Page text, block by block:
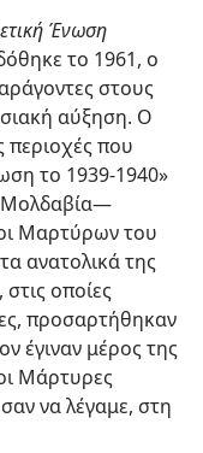
Ένωση
το 1961, ο
στους
αύξηση. Ο
περιοχές που
το 1939-1940»​
Μολδαβία—​
Μαρτύρων του
ανατολικά της
οποίες
προσαρτήθηκαν
έγιναν μέρος της
Μάρτυρες
να λέγαμε, στη